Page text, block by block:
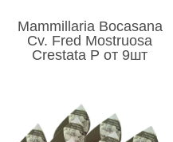
Mammillaria Bocasana
Cv. Fred Mostruosa
Crestata P от 9шт